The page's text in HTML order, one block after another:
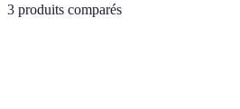
3 produits comparés